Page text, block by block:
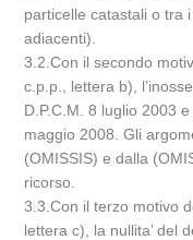
particelle catastali o tra
adiacenti).
3.2.Con il secondo
c.p.p., lettera b),
D.P.C.M. 8 luglio 2003
maggio 2008. Gli
(OMISSIS) e dalla
ricorso.
3.3.Con il terzo motivo
lettera c), la nullita’ del